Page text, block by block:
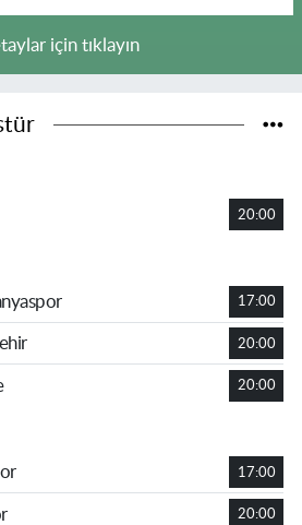
için tıklayın
20:00
17:00
20:00
20:00
17:00
20:00